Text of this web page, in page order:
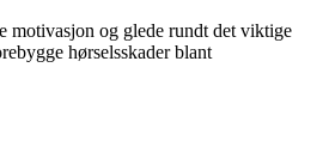
motivasjon og glede rundt det viktige
hørselsskader blant